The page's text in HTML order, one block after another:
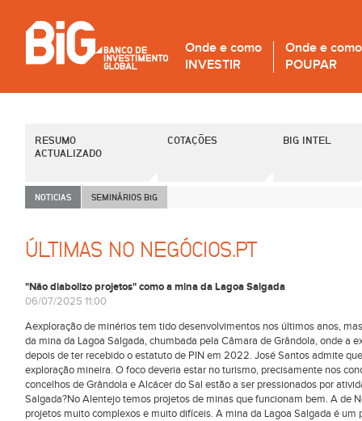
Onde e como
INVESTIR
Onde e como
POUPAR
RESUMO
ACTUALIZADO
COTAÇÕES BIG INTEL
NOTICIAS SEMINÁRIOS BiG
ÚLTIMAS NO NEGÓCIOS.PT
"Não diabolizo projetos" como a mina da Lagoa Salgada
06/07/2025 11:00
Aexploração de minérios tem tido desenvolvimentos nos últimos anos,
da mina da Lagoa Salgada, chumbada pela Câmara de Grândola, onde a
depois de ter recebido o estatuto de PIN em 2022. José Santos admite
exploração mineira. O foco deveria estar no turismo, precisamente nos
concelhos de Grândola e Alcácer do Sal estão a ser pressionados por
Salgada?No Alentejo temos projetos de minas que funcionam bem. A de
projetos muito complexos e muito difíceis. A mina da Lagoa Salgada é um